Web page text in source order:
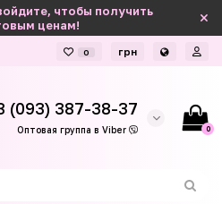
чтобы получить
ценам!
0 грн
(093) 387-38-37
Оптовая группа в Viber 0